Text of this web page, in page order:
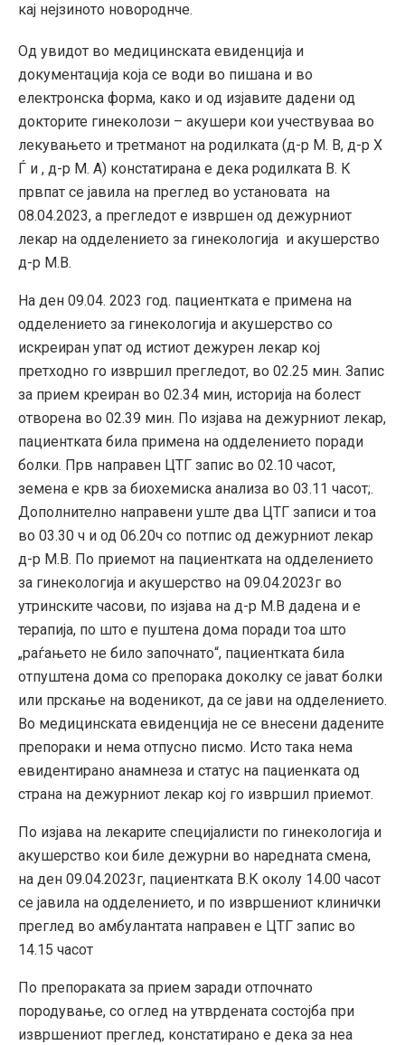
кај нејзиното новороднче.
Од увидот во медицинската евиденција и
документација која се води во пишана и во
електронска форма, како и од изјавите дадени од
докторите гинеколози – акушери кои учествуваа во
лекувањето и третманот на родилката (д-р М. В, д-р Х
Ѓ и , д-р М. А) констатирана е дека родилката В. К
првпат се јавила на преглед во установата на
08.04.2023, а прегледот е извршен од дежурниот
лекар на одделението за гинекологија и акушерство
д-р М.В.
На ден 09.04. 2023 год. пациентката е примена на
одделението за гинекологија и акушерство со
искреиран упат од истиот дежурен лекар кој
претходно го извршил прегледот, во 02.25 мин. Запис
за прием креиран во 02.34 мин, историја на болест
отворена во 02.39 мин. По изјава на дежурниот лекар,
пациентката била примена на одделението поради
болки. Прв направен ЦТГ запис во 02.10 часот,
земена е крв за биохемиска анализа во 03.11 часот;.
Дополнително направени уште два ЦТГ записи и тоа
во 03.30 ч и од 06.20ч со потпис од дежурниот лекар
д-р М.В. По приемот на пациентката на одделението
за гинекологија и акушерство на 09.04.2023г во
утринските часови, по изјава на д-р М.В дадена и е
терапија, по што е пуштена дома поради тоа што
„раѓањето не било започнато“, пациентката била
отпуштена дома со препорака доколку се јават болки
или прскање на воденикот, да се јави на одделението.
Во медицинската евиденција не се внесени дадените
препораки и нема отпусно писмо. Исто така нема
евидентирано анамнеза и статус на пациенката од
страна на дежурниот лекар кој го извршил приемот.
По изјава на лекарите специјалисти по гинекологија и
акушерство кои биле дежурни во наредната смена,
на ден 09.04.2023г, пациентката В.К околу 14.00 часот
се јавила на одделението, и по извршениот клинички
преглед во амбулантата направен е ЦТГ запис во
14.15 часот
По препораката за прием заради отпочнато
породување, со оглед на утврдената состојба при
извршениот преглед, констатирано е дека за неа